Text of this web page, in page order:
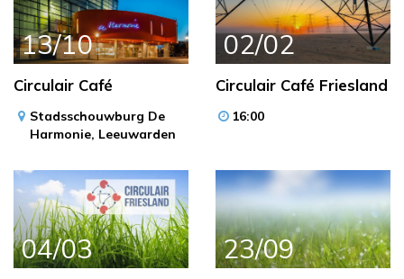
13/10
Circulair Café
Stadsschouwburg De
Harmonie, Leeuwarden
02/02
Circulair Café Friesland
16:00
04/03 23/09